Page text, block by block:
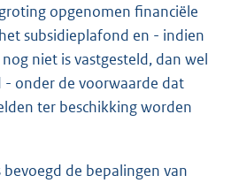
opgenomen financiële
subsidieplafond en - indien
niet is vastgesteld, dan wel
- onder de voorwaarde dat
ter beschikking worden
bevoegd de bepalingen van